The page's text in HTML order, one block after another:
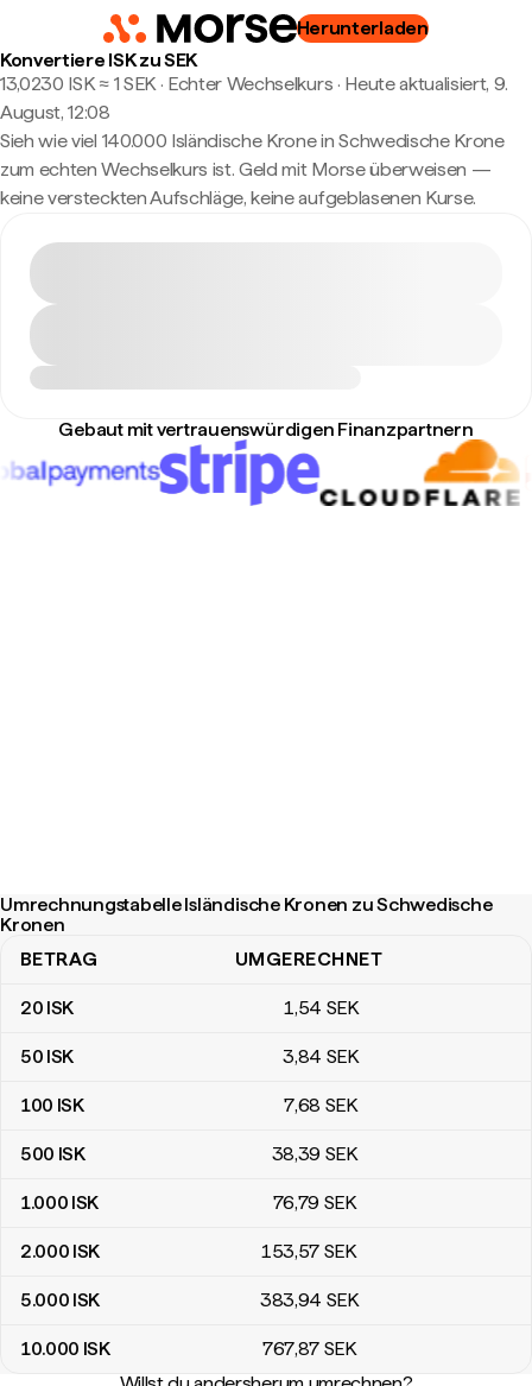
Herunterladen
Konvertiere ISK zu SEK
13,0230 ISK ≈ 1 SEK · Echter Wechselkurs · Heute aktualisiert, 9.
August, 12:08
Sieh wie viel 140.000 Isländische Krone in Schwedische Krone
zum echten Wechselkurs ist. Geld mit Morse überweisen —
keine versteckten Aufschläge, keine aufgeblasenen Kurse.
Gebaut mit vertrauenswürdigen Finanzpartnern
Umrechnungstabelle Isländische Kronen zu Schwedische
Kronen
Umrechnungstabelle Isländische Kronen zu Schwedische
BETRAG UMGERECHNET
20 ISK 1,54 SEK
50 ISK 3,84 SEK
100 ISK 7,68 SEK
500 ISK 38,39 SEK
1.000 ISK 76,79 SEK
2.000 ISK 153,57 SEK
5.000 ISK 383,94 SEK
10.000 ISK 767,87 SEK